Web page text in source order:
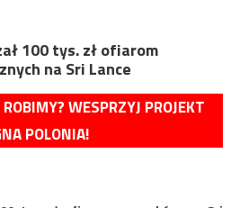
100 tys. zł ofiarom
na Sri Lance
WESPRZYJ PROJEKT
POLONIA!